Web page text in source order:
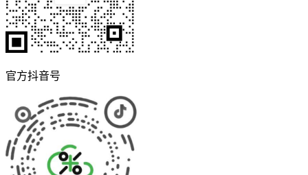
官方抖音号